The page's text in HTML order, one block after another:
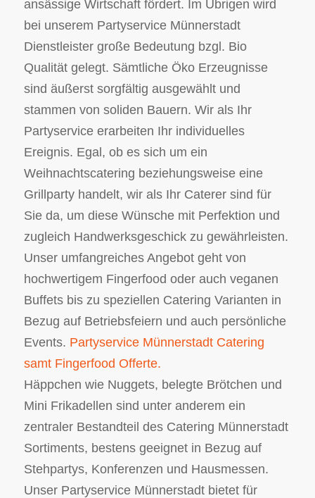
ansässige Wirtschaft fördert. Im Übrigen wird
bei unserem Partyservice Münnerstadt
Dienstleister große Bedeutung bzgl. Bio
Qualität gelegt. Sämtliche Öko Erzeugnisse
sind äußerst sorgfältig ausgewählt und
stammen von soliden Bauern. Wir als Ihr
Partyservice erarbeiten Ihr individuelles
Ereignis. Egal, ob es sich um ein
Weihnachtscatering beziehungsweise eine
Grillparty handelt, wir als Ihr Caterer sind für
Sie da, um diese Wünsche mit Perfektion und
zugleich Handwerksgeschick zu gewährleisten.
Unser umfangreiches Angebot geht von
hochwertigem Fingerfood oder auch veganen
Buffets bis zu speziellen Catering Varianten in
Bezug auf Betriebsfeiern und auch persönliche
Events. Partyservice Münnerstadt Catering
samt Fingerfood Offerte.
Häppchen wie Nuggets, belegte Brötchen und
Mini Frikadellen sind unter anderem ein
zentraler Bestandteil des Catering Münnerstadt
Sortiments, bestens geeignet in Bezug auf
Stehpartys, Konferenzen und Hausmessen.
Unser Partyservice Münnerstadt bietet für